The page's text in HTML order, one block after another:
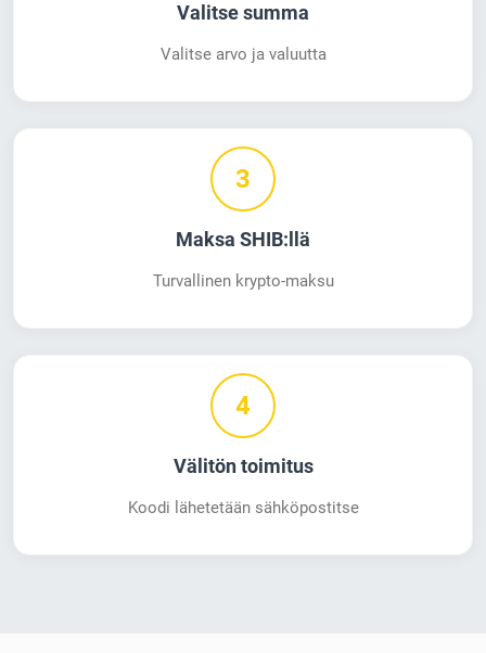
Valitse summa
Valitse arvo ja valuutta
3
Maksa SHIB:llä
Turvallinen krypto-maksu
4
Välitön toimitus
Koodi lähetetään sähköpostitse